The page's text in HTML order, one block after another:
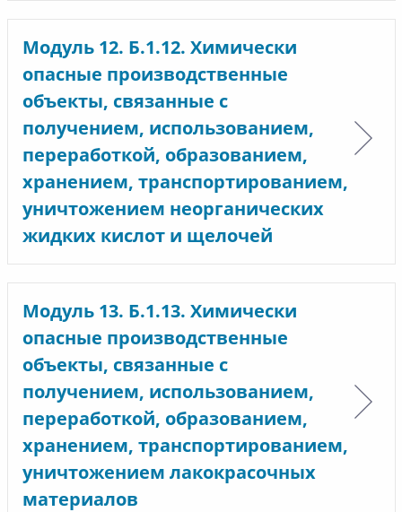
Модуль 12. Б.1.12. Химически
опасные производственные
объекты, связанные с
получением, использованием,
переработкой, образованием,
хранением, транспортированием,
уничтожением неорганических
жидких кислот и щелочей
Модуль 13. Б.1.13. Химически
опасные производственные
объекты, связанные с
получением, использованием,
переработкой, образованием,
хранением, транспортированием,
уничтожением лакокрасочных
материалов